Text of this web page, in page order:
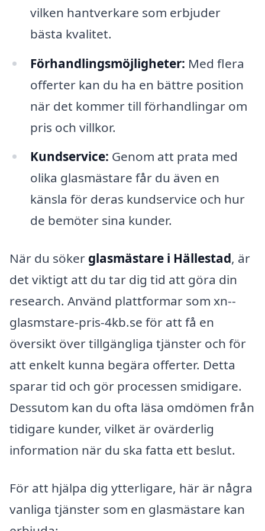
vilken hantverkare som erbjuder
bästa kvalitet.
Förhandlingsmöjligheter: Med flera
offerter kan du ha en bättre position
när det kommer till förhandlingar om
pris och villkor.
Kundservice: Genom att prata med
olika glasmästare får du även en
känsla för deras kundservice och hur
de bemöter sina kunder.
När du söker glasmästare i Hällestad, är
det viktigt att du tar dig tid att göra din
research. Använd plattformar som xn--
glasmstare-pris-4kb.se för att få en
översikt över tillgängliga tjänster och för
att enkelt kunna begära offerter. Detta
sparar tid och gör processen smidigare.
Dessutom kan du ofta läsa omdömen från
tidigare kunder, vilket är ovärderlig
information när du ska fatta ett beslut.
För att hjälpa dig ytterligare, här är några
vanliga tjänster som en glasmästare kan